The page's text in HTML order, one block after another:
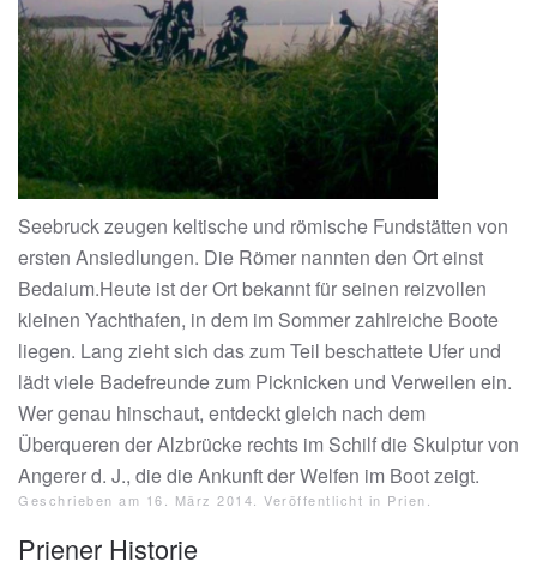
Seebruck zeugen keltische und römische Fundstätten von
ersten Ansiedlungen. Die Römer nannten den Ort einst
Bedaium.Heute ist der Ort bekannt für seinen reizvollen
kleinen Yachthafen, in dem im Sommer zahlreiche Boote
liegen. Lang zieht sich das zum Teil beschattete Ufer und
lädt viele Badefreunde zum Picknicken und Verweilen ein.
Wer genau hinschaut, entdeckt gleich nach dem
Überqueren der Alzbrücke rechts im Schilf die Skulptur von
Angerer d. J., die die Ankunft der Welfen im Boot zeigt.
Geschrieben am 16. März 2014 . Veröffentlicht in Prien
Priener Historie